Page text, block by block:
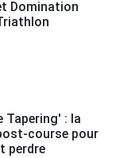
Domination
Tapering' : la
course pour
perdre